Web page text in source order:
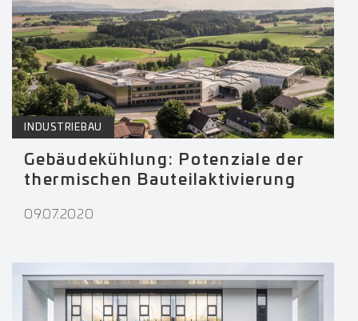
INDUSTRIEBAU
Gebäudekühlung: Potenziale der
thermischen Bauteilaktivierung
09.07.2020